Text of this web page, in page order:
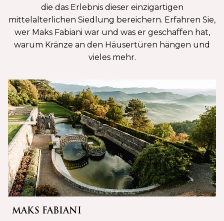
die das Erlebnis dieser einzigartigen
mittelalterlichen Siedlung bereichern. Erfahren Sie,
wer Maks Fabiani war und was er geschaffen hat,
warum Kränze an den Häusertüren hängen und
vieles mehr.
MAKS FABIANI